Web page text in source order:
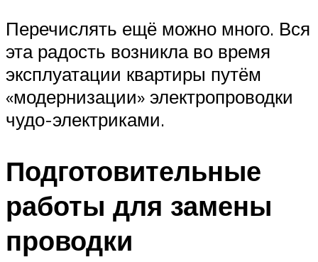
Перечислять ещё можно много. Вся
эта радость возникла во время
эксплуатации квартиры путём
«модернизации» электропроводки
чудо-электриками.
Подготовительные
работы для замены
проводки